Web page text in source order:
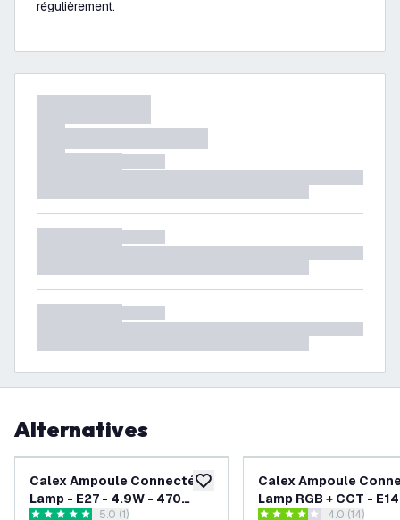
régulièrement.
Alternatives
ajouter à la liste de souhaits
Calex Ampoule Connectée
Lamp - E27 - 4.9W - 470
Lumen - 1800K - 3000K -
5.0 (1)
Calex Ampoule
Lamp RGB + CCT -
470 Lumen - 2200 -
4.0 (14)